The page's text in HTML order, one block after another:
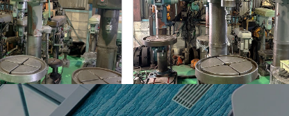
55
メーカー 吉田
形 式YUD-600
年 式-